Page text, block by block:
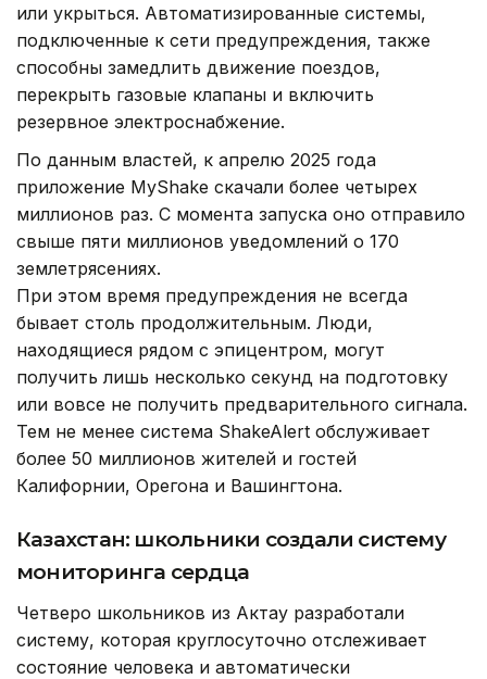
или укрыться. Автоматизированные системы,
подключенные к сети предупреждения, также
способны замедлить движение поездов,
перекрыть газовые клапаны и включить
резервное электроснабжение.
По данным властей, к апрелю 2025 года
приложение MyShake скачали более четырех
миллионов раз. С момента запуска оно отправило
свыше пяти миллионов уведомлений о 170
землетрясениях.
При этом время предупреждения не всегда
бывает столь продолжительным. Люди,
находящиеся рядом с эпицентром, могут
получить лишь несколько секунд на подготовку
или вовсе не получить предварительного сигнала.
Тем не менее система ShakeAlert обслуживает
более 50 миллионов жителей и гостей
Калифорнии, Орегона и Вашингтона.
Казахстан: школьники создали систему
мониторинга сердца
Четверо школьников из Актау разработали
систему, которая круглосуточно отслеживает
состояние человека и автоматически